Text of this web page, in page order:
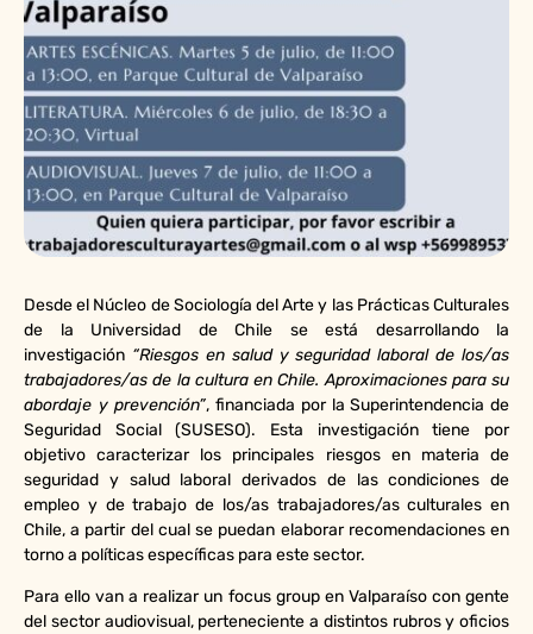
Desde el Núcleo de Sociología del Arte y las Prácticas Culturales
de la Universidad de Chile se está desarrollando la
investigación “Riesgos en salud y seguridad laboral de los/as
trabajadores/as de la cultura en Chile. Aproximaciones para su
abordaje y prevención”, financiada por la Superintendencia de
Seguridad Social (SUSESO). Esta investigación tiene por
objetivo caracterizar los principales riesgos en materia de
seguridad y salud laboral derivados de las condiciones de
empleo y de trabajo de los/as trabajadores/as culturales en
Chile, a partir del cual se puedan elaborar recomendaciones en
torno a políticas específicas para este sector.
Para ello van a realizar un focus group en Valparaíso con gente
del sector audiovisual, perteneciente a distintos rubros y oficios